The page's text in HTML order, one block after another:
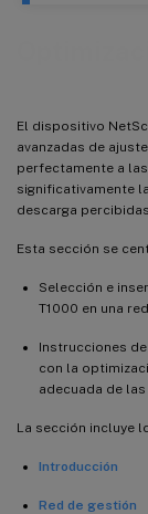
El dispositivo
avanzadas de
perfectamente a
significativamente
descarga percibidas.
Esta sección se
Selección e
T1000 en una
Instrucciones
con la
adecuada de
La sección incluye
Introducción
Red de gestión